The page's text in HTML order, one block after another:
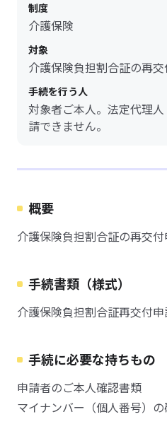
制度
介護保険
対象
介護保険負担割合証の再
手続を行う人
対象者ご本人。法定代理
請できません。
概要
介護保険負担割合証の再交付
手続書類（様式）
介護保険負担割合証再交付申
手続に必要な持ちもの
申請者のご本人確認書類
マイナンバー（個人番号）